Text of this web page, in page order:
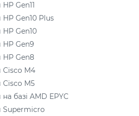
Gen11
Gen10 Plus
Gen10
Gen9
Gen8
M4
M5
базі AMD EPYC